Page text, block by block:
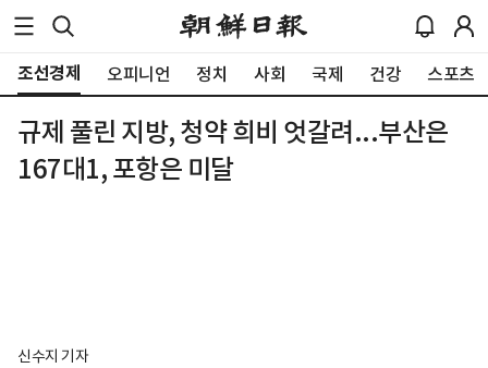
조선경제 오피니언 정치 사회 국제 건강 스포츠
규제 풀린 지방, 청약 희비 엇갈려...부산은
167대1, 포항은 미달
신수지 기자